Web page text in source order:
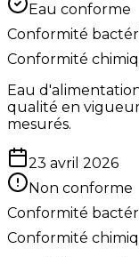
Eau conforme
Conformité
Conformité
Eau
qualité en
mesurés.
23 avril 2026
Non conforme
Conformité
Conformité